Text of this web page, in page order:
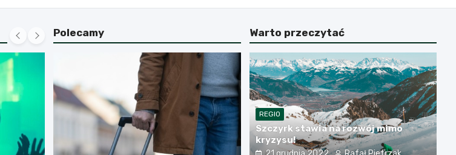
Polecamy Warto przeczytać
REGIO
Szczyrk stawia na rozwój mimo
kryzysu!